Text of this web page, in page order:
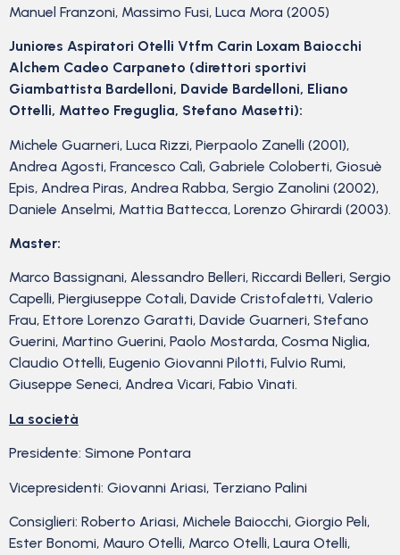
Manuel Franzoni, Massimo Fusi, Luca Mora (2005)
Juniores Aspiratori Otelli Vtfm Carin Loxam Baiocchi
Alchem Cadeo Carpaneto (direttori sportivi
Giambattista Bardelloni, Davide Bardelloni, Eliano
Ottelli, Matteo Freguglia, Stefano Masetti):
Michele Guarneri, Luca Rizzi, Pierpaolo Zanelli (2001),
Andrea Agosti, Francesco Calì, Gabriele Coloberti, Giosuè
Epis, Andrea Piras, Andrea Rabba, Sergio Zanolini (2002),
Daniele Anselmi, Mattia Battecca, Lorenzo Ghirardi (2003).
Master:
Marco Bassignani, Alessandro Belleri, Riccardi Belleri, Sergio
Capelli, Piergiuseppe Cotali, Davide Cristofaletti, Valerio
Frau, Ettore Lorenzo Garatti, Davide Guarneri, Stefano
Guerini, Martino Guerini, Paolo Mostarda, Cosma Niglia,
Claudio Ottelli, Eugenio Giovanni Pilotti, Fulvio Rumi,
Giuseppe Seneci, Andrea Vicari, Fabio Vinati.
La società
Presidente: Simone Pontara
Vicepresidenti: Giovanni Ariasi, Terziano Palini
Consiglieri: Roberto Ariasi, Michele Baiocchi, Giorgio Peli,
Ester Bonomi, Mauro Otelli, Marco Otelli, Laura Otelli,